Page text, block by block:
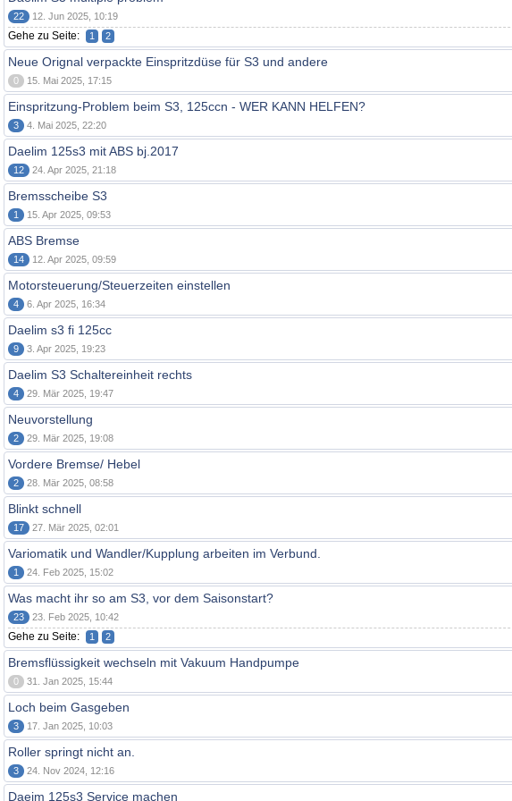
22 12. Jun 2025, 10:19
Gehe zu Seite: 1 2
Neue Orignal verpackte Einspritzdüse für S3 und andere
0 15. Mai 2025, 17:15
Einspritzung-Problem beim S3, 125ccn - WER KANN HELFEN?
3 4. Mai 2025, 22:20
Daelim 125s3 mit ABS bj.2017
12 24. Apr 2025, 21:18
Bremsscheibe S3
1 15. Apr 2025, 09:53
ABS Bremse
14 12. Apr 2025, 09:59
Motorsteuerung/Steuerzeiten einstellen
4 6. Apr 2025, 16:34
Daelim s3 fi 125cc
9 3. Apr 2025, 19:23
Daelim S3 Schaltereinheit rechts
4 29. Mär 2025, 19:47
Neuvorstellung
2 29. Mär 2025, 19:08
Vordere Bremse/ Hebel
2 28. Mär 2025, 08:58
Blinkt schnell
17 27. Mär 2025, 02:01
Variomatik und Wandler/Kupplung arbeiten im Verbund.
1 24. Feb 2025, 15:02
Was macht ihr so am S3, vor dem Saisonstart?
23 23. Feb 2025, 10:42
Gehe zu Seite: 1 2
Bremsflüssigkeit wechseln mit Vakuum Handpumpe
0 31. Jan 2025, 15:44
Loch beim Gasgeben
3 17. Jan 2025, 10:03
Roller springt nicht an.
3 24. Nov 2024, 12:16
Daeim 125s3 Service machen